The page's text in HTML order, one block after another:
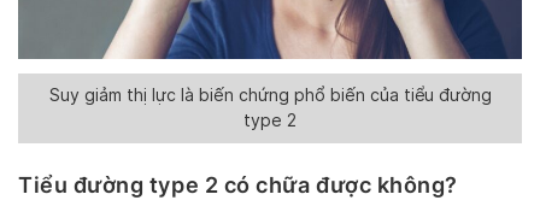
Suy giảm thị lực là biến chứng phổ biến của tiểu đường
type 2
Tiểu đường type 2 có chữa được không?